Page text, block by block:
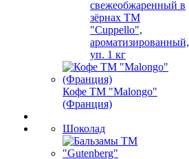
свежеобжаренный в
зёрнах ТМ
"Cuppello",
ароматизированный,
уп. 1 кг
Кофе ТМ "Malongo"
(Франция)
Шоколад